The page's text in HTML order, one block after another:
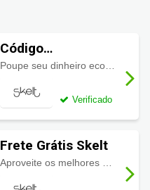
Código
promocional Skelt
Verificado
Frete Grátis Skelt